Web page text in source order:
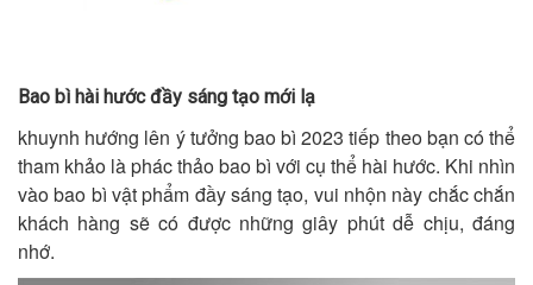
Bao bì hài hước đầy sáng tạo mới lạ
khuynh hướng lên ý tưởng bao bì 2023 tiếp theo bạn có thể
tham khảo là phác thảo bao bì với cụ thể hài hước. Khi nhìn
vào bao bì vật phẩm đầy sáng tạo, vui nhộn này chắc chắn
khách hàng sẽ có được những giây phút dễ chịu, đáng
nhớ.